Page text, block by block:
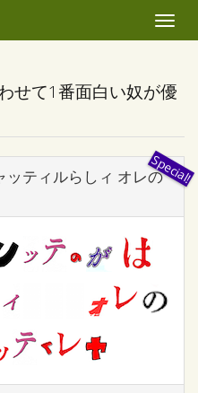
Toggle
せて1番面白い奴が優
ッティルらしィ オレの